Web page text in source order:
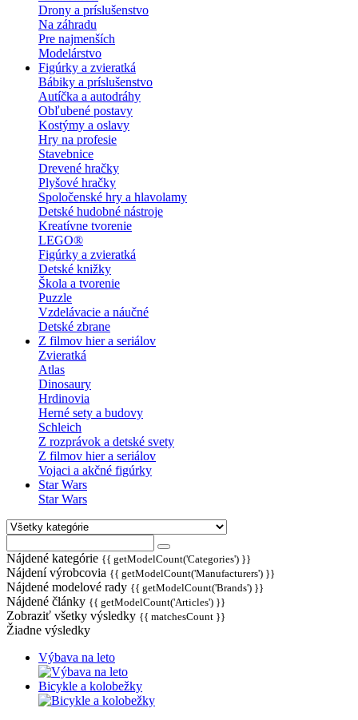
Drony a príslušenstvo
Na záhradu
Pre najmenších
Modelárstvo
Figúrky a zvieratká
Bábiky a príslušenstvo
Autíčka a autodráhy
Obľubené postavy
Kostýmy a oslavy
Hry na profesie
Stavebnice
Drevené hračky
Plyšové hračky
Spoločenské hry a hlavolamy
Detské hudobné nástroje
Kreatívne tvorenie
LEGO®
Figúrky a zvieratká
Detské knižky
Škola a tvorenie
Puzzle
Vzdelávacie a náučné
Detské zbrane
Z filmov hier a seriálov
Zvieratká
Atlas
Dinosaury
Hrdinovia
Herné sety a budovy
Schleich
Z rozprávok a detské svety
Z filmov hier a seriálov
Vojaci a akčné figúrky
Star Wars
Star Wars
Nájdené kategórie {{ getModelCount('Categories') }}
Nájdení výrobcovia {{ getModelCount('Manufacturers') }}
Nájdené modelové rady {{ getModelCount('Brands') }}
Nájdené články {{ getModelCount('Articles') }}
Zobraziť všetky výsledky {{ matchesCount }}
Žiadne výsledky
Výbava na leto
Bicykle a kolobežky